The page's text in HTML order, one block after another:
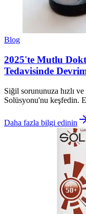
Blog
2025'te Mutlu
Tedavisinde
Siğil sorununuza hızlı
Solüsyonu'nu keşfedin.
Daha fazla bilgi edinin